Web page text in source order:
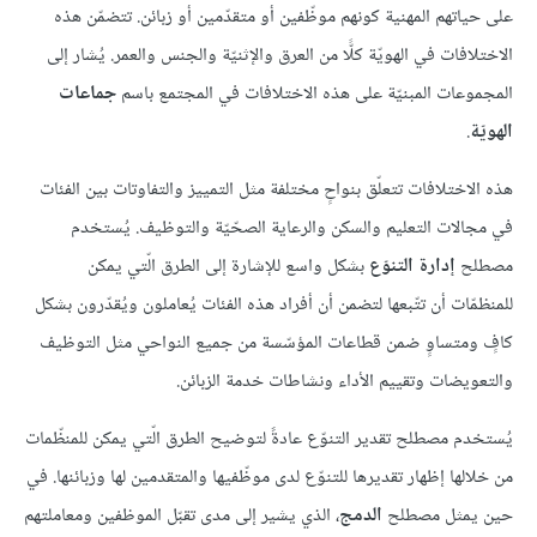
على حياتهم المهنية كونهم موظّفين أو متقدّمين أو زبائن. تتضمّن هذه
الاختلافات في الهويّة كلًّا من العرق والإثنيّة والجنس والعمر. يُشار إلى
المجموعات المبنيّة على هذه الاختلافات في المجتمع باسمجماعات
الهويّة.
هذه الاختلافات تتعلّق بنواحٍ مختلفة مثل التمييز والتفاوتات بين الفئات
في مجالات التعليم والسكن والرعاية الصحّيّة والتوظيف. يُستخدم
مصطلح إدارة التنوّعبشكل واسع للإشارة إلى الطرق الّتي يمكن
للمنظمّات أن تتّبعها لتضمن أن أفراد هذه الفئات يُعاملون ويُقدّرون بشكل
كافٍ ومتساوٍ ضمن قطاعات المؤسّسة من جميع النواحي مثل التوظيف
والتعويضات وتقييم الأداء ونشاطات خدمة الزبائن.
يُستخدم مصطلح تقدير التنوّع عادةً لتوضيح الطرق الّتي يمكن للمنظّمات
من خلالها إظهار تقديرها للتنوّع لدى موظّفيها والمتقدمين لها وزبائنها. في
حين يمثل مصطلح الدمج، الذي يشير إلى مدى تقبّل الموظفين ومعاملتهم